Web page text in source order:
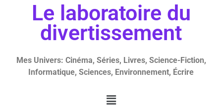
Le laboratoire du
divertissement
Mes Univers: Cinéma, Séries, Livres, Science-Fiction,
Informatique, Sciences, Environnement, Écrire